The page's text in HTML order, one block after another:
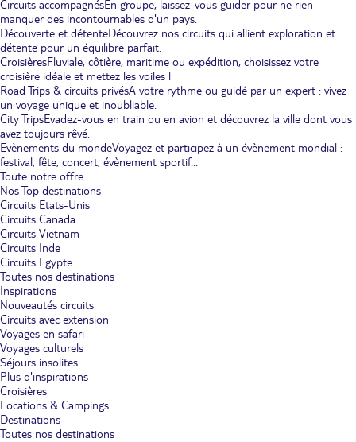
Circuits accompagnésEn groupe, laissez-vous guider pour ne rien
manquer des incontournables d'un pays.
Découverte et détenteDécouvrez nos circuits qui allient exploration et
détente pour un équilibre parfait.
CroisièresFluviale, côtière, maritime ou expédition, choisissez votre
croisière idéale et mettez les voiles !
Road Trips & circuits privésA votre rythme ou guidé par un expert : vivez
un voyage unique et inoubliable.
City TripsEvadez-vous en train ou en avion et découvrez la ville dont vous
avez toujours rêvé.
Evènements du mondeVoyagez et participez à un évènement mondial :
festival, fête, concert, évènement sportif...
Toute notre offre
Nos Top destinations
Circuits Etats-Unis
Circuits Canada
Circuits Vietnam
Circuits Inde
Circuits Egypte
Toutes nos destinations
Inspirations
Nouveautés circuits
Circuits avec extension
Voyages en safari
Voyages culturels
Séjours insolites
Plus d'inspirations
Croisières
Locations & Campings
Destinations
Toutes nos destinations